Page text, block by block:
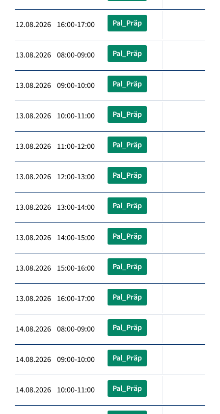
12.08.2026 16:00-17:00 Pal_Präp
13.08.2026 08:00-09:00 Pal_Präp
13.08.2026 09:00-10:00 Pal_Präp
13.08.2026 10:00-11:00 Pal_Präp
13.08.2026 11:00-12:00 Pal_Präp
13.08.2026 12:00-13:00 Pal_Präp
13.08.2026 13:00-14:00 Pal_Präp
13.08.2026 14:00-15:00 Pal_Präp
13.08.2026 15:00-16:00 Pal_Präp
13.08.2026 16:00-17:00 Pal_Präp
14.08.2026 08:00-09:00 Pal_Präp
14.08.2026 09:00-10:00 Pal_Präp
14.08.2026 10:00-11:00 Pal_Präp